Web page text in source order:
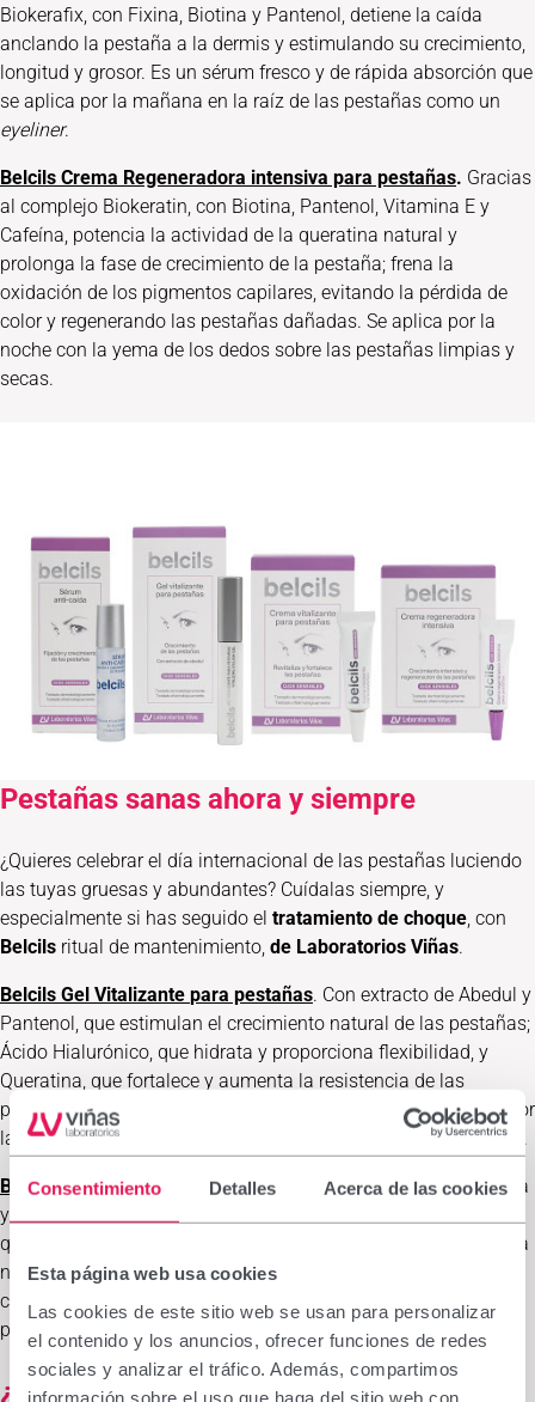
Consentimiento Detalles Acerca de las cookies
Esta página web usa cookies
Las cookies de este sitio web se usan para personalizar
el contenido y los anuncios, ofrecer funciones de redes
sociales y analizar el tráfico. Además, compartimos
información sobre el uso que haga del sitio web con
Biokerafix, con Fixina, Biotina y Pantenol, detiene la caída
anclando la pestaña a la dermis y estimulando su crecimiento,
longitud y grosor. Es un sérum fresco y de rápida absorción que
se aplica por la mañana en la raíz de las pestañas como un
eyeliner.
Belcils Crema Regeneradora intensiva para pestañas. Gracias
al complejo Biokeratin, con Biotina, Pantenol, Vitamina E y
Cafeína, potencia la actividad de la queratina natural y
prolonga la fase de crecimiento de la pestaña; frena la
oxidación de los pigmentos capilares, evitando la pérdida de
color y regenerando las pestañas dañadas. Se aplica por la
noche con la yema de los dedos sobre las pestañas limpias y
secas.
Pestañas sanas ahora y siempre
¿Quieres celebrar el día internacional de las pestañas luciendo
las tuyas gruesas y abundantes? Cuídalas siempre, y
especialmente si has seguido el tratamiento de choque , con
Belcils ritual de mantenimiento, de Laboratorios Viñas.
Belcils Gel Vitalizante para pestañas. Con extracto de Abedul y
Pantenol, que estimulan el crecimiento natural de las pestañas;
Ácido Hialurónico, que hidrata y proporciona flexibilidad, y
Queratina, que fortalece y aumenta la resistencia de las
pestañas. Su fórmula ligera e incolora se aplica diariamente por
las mañanas con el cepillo sobre las pestañas limpias y secas.
Belcils Crema Vitalizante para pestañas. Con Aceite de Jojoba
y Ricino, que nutre las pestañas de forma natural, y Pantenol,
que las engrosa, aporta brillo y protege su color. Se aplica cada
noche, antes de acostarse, con el ojo cerrado, una pequeña
cantidad de crema con la yema de los dedos sobre las
pestañas limpias y secas hasta dejarlas bien impregnadas.
¿Sabías que el día internacional de las